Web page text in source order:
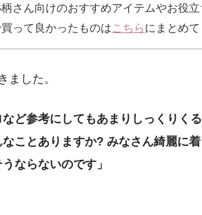
さん向けのおすすめアイテムやお役立
って良かったものはこちらにまとめて
ました。
など参考にしてもあまりしっくりく
ことありますか? みなさん綺麗に
ならないのです」